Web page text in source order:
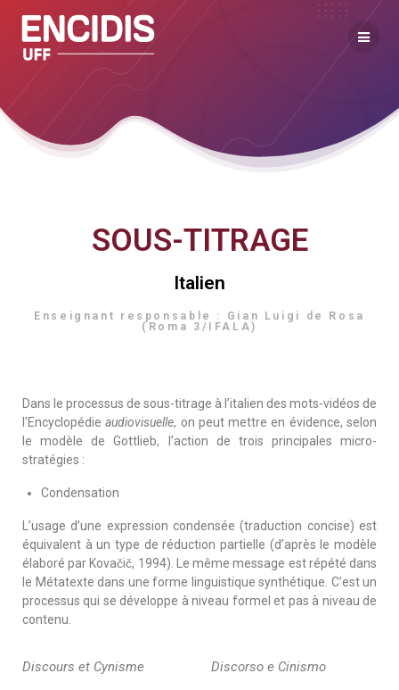
SOUS-TITRAGE
Italien
Enseignant responsable : Gian Luigi de Rosa
(Roma 3/IFALA)
Dans le processus de sous-titrage à l’italien des mots-vidéos de
l’Encyclopédie audiovisuelle, on peut mettre en évidence, selon
le modèle de Gottlieb, l’action de trois principales micro-
stratégies :
Condensation
L’usage d’une expression condensée (traduction concise) est
équivalent à un type de réduction partielle (d’après le modèle
élaboré par Kovačič, 1994). Le même message est répété dans
le Métatexte dans une forme linguistique synthétique. C’est un
processus qui se développe à niveau formel et pas à niveau de
contenu.
Discours et Cynisme Discorso e Cinismo